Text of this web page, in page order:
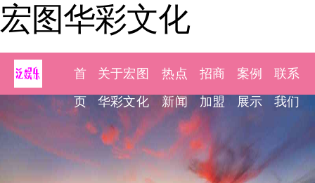
宏图华彩文化
首
页
关于宏图
华彩文化
热点
新闻
招商
加盟
案例
展示
联系
我们